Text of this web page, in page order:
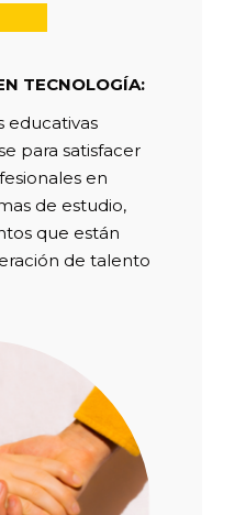
TECNOLOGÍA:
educativas
para satisfacer
en
de estudio,
que están
de talento